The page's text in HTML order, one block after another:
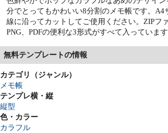
分でとってもかわいい8分割のメモ帳です。A4
線に沿ってカットしてご使用ください。ZIPフ
PNG、PDFの便利な3形式がすべて入っています
無料テンプレートの情報
カテゴリ（ジャンル）
メモ帳
テンプレ横・縦
縦型
色・カラー
カラフル